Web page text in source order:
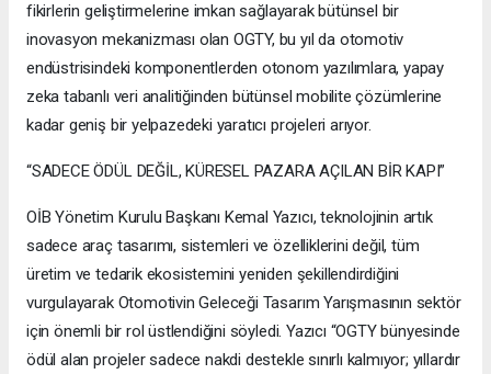
fikirlerin geliştirmelerine imkan sağlayarak bütünsel bir
inovasyon mekanizması olan OGTY, bu yıl da otomotiv
endüstrisindeki komponentlerden otonom yazılımlara, yapay
zeka tabanlı veri analitiğinden bütünsel mobilite çözümlerine
kadar geniş bir yelpazedeki yaratıcı projeleri arıyor.
“SADECE ÖDÜL DEĞİL, KÜRESEL PAZARA AÇILAN BİR KAPI”
OİB Yönetim Kurulu Başkanı Kemal Yazıcı, teknolojinin artık
sadece araç tasarımı, sistemleri ve özelliklerini değil, tüm
üretim ve tedarik ekosistemini yeniden şekillendirdiğini
vurgulayarak Otomotivin Geleceği Tasarım Yarışmasının sektör
için önemli bir rol üstlendiğini söyledi. Yazıcı “OGTY bünyesinde
ödül alan projeler sadece nakdi destekle sınırlı kalmıyor; yıllardır